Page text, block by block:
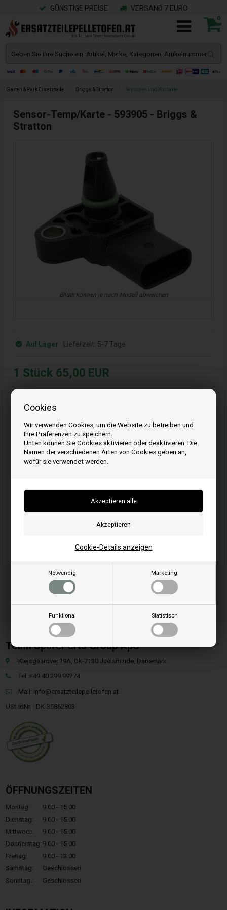
Cookies
Wir verwenden Cookies, um die Website zu betreiben und
Ihre Präferenzen zu speichern.
Unten können Sie Cookies aktivieren oder deaktivieren. Die
Namen der verschiedenen Arten von Cookies geben an,
wofür sie verwendet werden.
Notwendig Marketing
Funktional Statistisch
Cookie-Details anzeigen
GÜNSTIGE PREISE VERSAND 7 EURO
0
Garten & Park Ersatzteile Briggs & Stratton Sensoren und Kontakte
Sensor-Temp/Karte - 593905 - Briggs &
Stratton
Bilder können je nach Modell abweichen
Lieferzeit: 5-7 Tage
Auf Lager
1 Stück 65,00 EUR
Schnelle Lieferung - Paketnummer an E-Mail
11
ST.
48
MIN.
56
SEK.
Artikelnummer: 593905
Team SpareParts Group ApS
Klejsgaardvej 19A, Dk-7130 Juelsminde, Dänemark
Tel: +49 40 299 99274
Mail: info@ersatzteilepelletofen.at
USt-IdNr. : DK-35862803
ÖFFNUNGSZEITEN
Montag:
9.00 - 15.00
Dienstag:
9.00 - 15.00
Mittwoch:
9.00 - 15.00
Donnerstag: 9.00 - 15.00
Freitag:
9.00 - 13.00
Samstag:
Geschlossen
Sonntag.:
Geschlossen